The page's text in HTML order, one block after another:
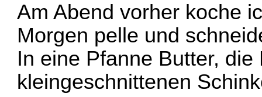
Am Abend vorher koche
Morgen pelle und
In eine Pfanne Butter,
kleingeschnittenen